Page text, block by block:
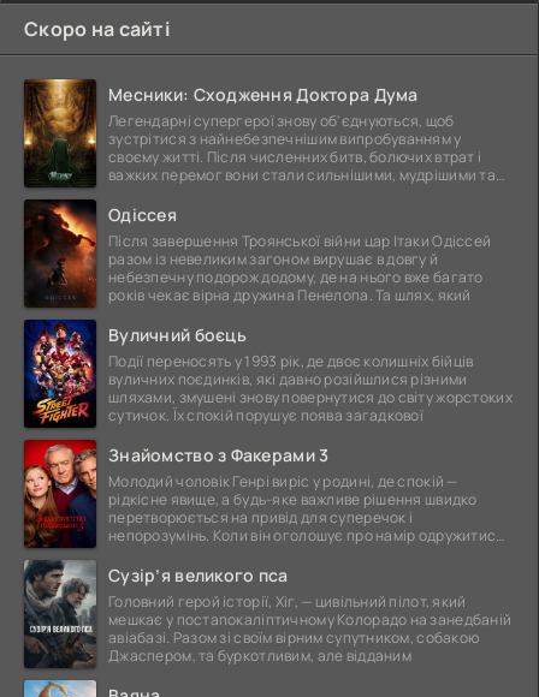
Скоро на сайті
Месники: Сходження Доктора Дума
Легендарні супергерої знову об'єднуються, щоб
зустрітися з найнебезпечнішим випробуванням у
своєму житті. Після численних битв, болючих втрат і
важких перемог вони стали сильнішими, мудрішими та
Одіссея
Після завершення Троянської війни цар Ітаки Одіссей
разом із невеликим загоном вирушає в довгу й
небезпечну подорож додому, де на нього вже багато
років чекає вірна дружина Пенелопа. Та шлях, який
Вуличний боєць
Події переносять у 1993 рік, де двоє колишніх бійців
вуличних поєдинків, які давно розійшлися різними
шляхами, змушені знову повернутися до світу жорстоких
сутичок. Їх спокій порушує поява загадкової
Знайомство з Факерами 3
Молодий чоловік Генрі виріс у родині, де спокій —
рідкісне явище, а будь-яке важливе рішення швидко
перетворюється на привід для суперечок і
непорозумінь. Коли він оголошує про намір одружитися,
Сузір’я великого пса
Головний герой історії, Хіг, — цивільний пілот, який
мешкає у постапокаліптичному Колорадо на занедбаній
авіабазі. Разом зі своїм вірним супутником, собакою
Джаспером, та буркотливим, але відданим